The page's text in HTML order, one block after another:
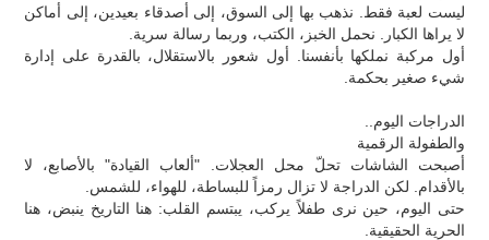
ليست لعبة فقط. نذهب بها إلى السوق، إلى أصدقاء بعيدين، إلى أماكن
لا يراها الكبار. نحمل الخبز، الكتب، وربما رسالة سرية.
أول مركبة نملكها بأنفسنا. أول شعور بالاستقلال، بالقدرة على إدارة
شيء صغير بحكمة.
الدراجات اليوم..
والطفولة الرقمية
أصبحت الشاشات تحلّ محل العجلات. "ألعاب القيادة" بالأصابع، لا
بالأقدام. لكن الدراجة لا تزال رمزاً للبساطة، للهواء، للشمس.
حتى اليوم، حين نرى طفلاً يركب، يبتسم القلب: هنا التاريخ ينبض، هنا
الحرية الحقيقية.